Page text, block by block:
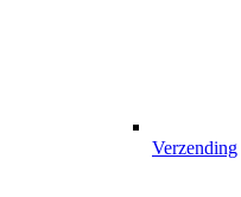
Verzending